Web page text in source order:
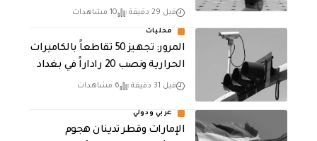
قبل 29 دقيقة 10 مشاهدات
محليات
المرور: تجهيز 50 تقاطعاً بالكاميرات
الحرارية ونصب 20 راداراً في بغداد
قبل 31 دقيقة 6 مشاهدات
عربي ودولي
الإمارات وقطر تدينان هجوم